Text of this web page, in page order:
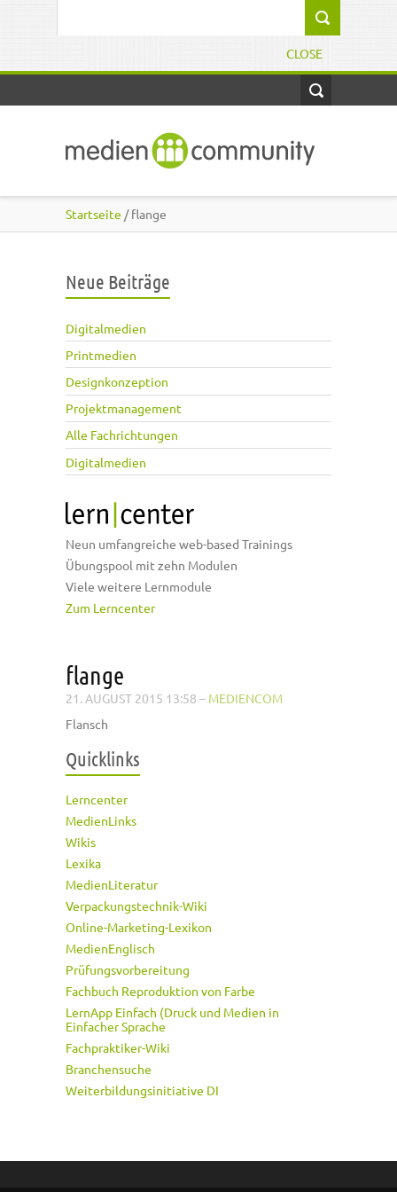
CLOSE
Startseite / flange
Neue Beiträge
Digitalmedien
Printmedien
Designkonzeption
Projektmanagement
Alle Fachrichtungen
Digitalmedien
Neun umfangreiche web-based Trainings
Übungspool mit zehn Modulen
Viele weitere Lernmodule
Zum Lerncenter
flange
21. AUGUST 2015 13:58 – MEDIENCOM
Flansch
Quicklinks
Lerncenter
MedienLinks
Wikis
Lexika
MedienLiteratur
Verpackungstechnik-Wiki
Online-Marketing-Lexikon
MedienEnglisch
Prüfungsvorbereitung
Fachbuch Reproduktion von Farbe
LernApp Einfach (Druck und Medien in
Einfacher Sprache
Fachpraktiker-Wiki
Branchensuche
Weiterbildungsinitiative DI